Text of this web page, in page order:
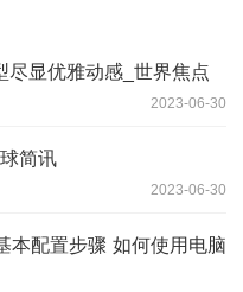
尽显优雅动感_世界焦点
2023-06-30
简讯
2023-06-30
本配置步骤 如何使用电脑